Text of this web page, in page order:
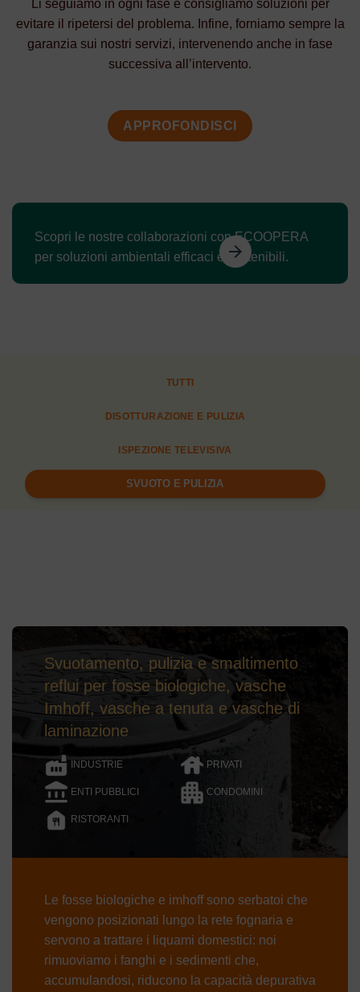
Li seguiamo in ogni fase e consigliamo soluzioni per
evitare il ripetersi del problema. Infine, forniamo sempre la
garanzia sui nostri servizi, intervenendo anche in fase
successiva all’intervento.
APPROFONDISCI
Scopri le nostre collaborazioni con ECOOPERA
per soluzioni ambientali efficaci e sostenibili.
arrow_forward
TUTTI
DISOTTURAZIONE E PULIZIA
ISPEZIONE TELEVISIVA
SVUOTO E PULIZIA
Svuotamento, pulizia e smaltimento
reflui per fosse biologiche, vasche
Imhoff, vasche a tenuta e vasche di
laminazione
INDUSTRIE PRIVATI
ENTI PUBBLICI CONDOMINI
RISTORANTI
Le fosse biologiche e imhoff sono serbatoi che
vengono posizionati lungo la rete fognaria e
servono a trattare i liquami domestici: noi
rimuoviamo i fanghi e i sedimenti che,
accumulandosi, riducono la capacità depurativa